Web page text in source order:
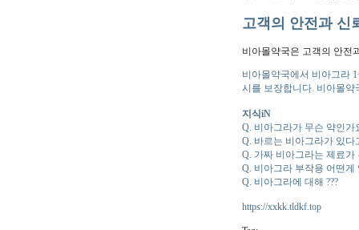
고객의 안전과 신
비아몰약국은 고객의 안전
비아몰약국에서 비아그라
시를 보장합니다. 비아몰약
지식iN
Q. 비아그라가 무슨 약인가
Q. 바르는 비아그라가 있다
Q. 가짜 비아그라는 제료가
Q. 비아그라 부작용 어떤게
Q. 비아그라에 대해 ???
https://xxkk.tldkf.top